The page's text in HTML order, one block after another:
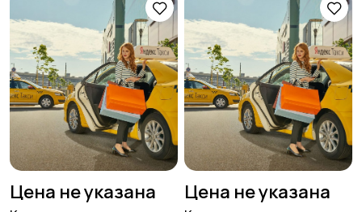
Цена не указана Цена не указана